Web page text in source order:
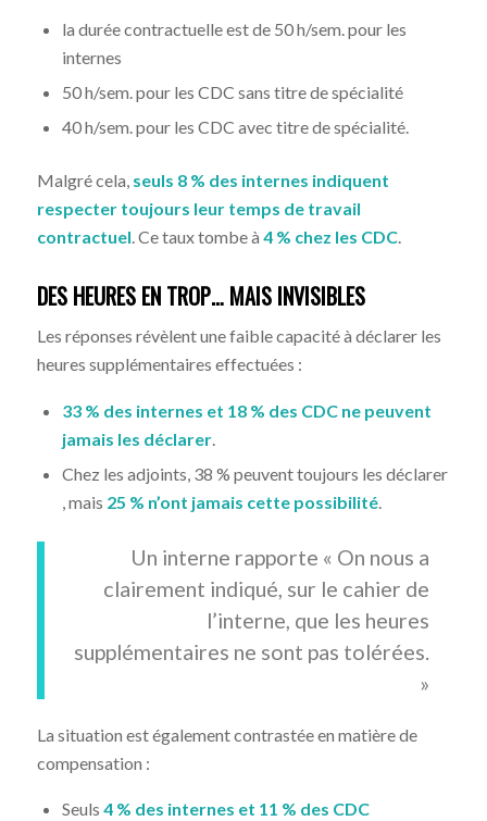
la durée contractuelle est de 50 h/sem. pour les
internes
50 h/sem. pour les CDC sans titre de spécialité
40 h/sem. pour les CDC avec titre de spécialité.
Malgré cela, seuls 8 % des internes indiquent
respecter toujours leur temps de travail
contractuel . Ce taux tombe à 4 % chez les CDC.
DES HEURES EN TROP… MAIS INVISIBLES
Les réponses révèlent une faible capacité à déclarer les
heures supplémentaires effectuées :
33 % des internes et 18 % des CDC ne peuvent
jamais les déclarer.
Chez les adjoints, 38 % peuvent toujours les déclarer
, mais 25 % n’ont jamais cette possibilité.
Un interne rapporte « On nous a
clairement indiqué, sur le cahier de
l’interne, que les heures
supplémentaires ne sont pas tolérées.
»
La situation est également contrastée en matière de
compensation :
Seuls 4 % des internes et 11 % des CDC